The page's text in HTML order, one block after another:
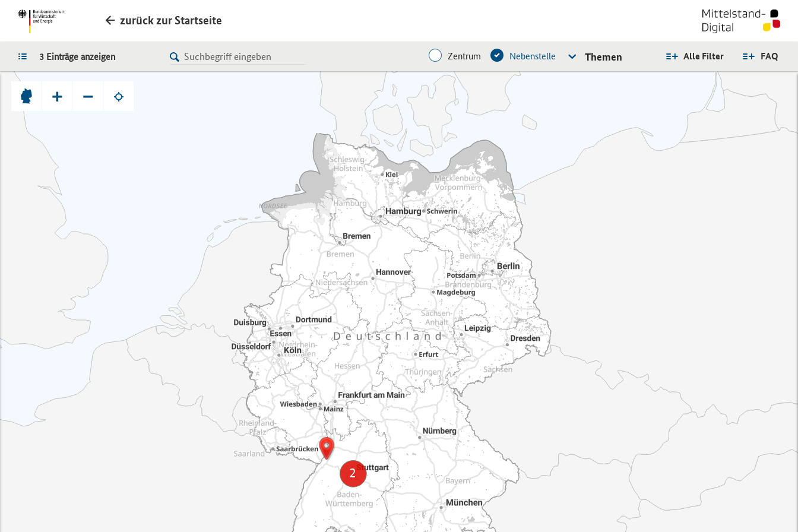
zurück zur Startseite
LISTE FAQ
Alle Filter
Zentrum Nebenstelle Themen
3 Einträge anzeigen
+ −